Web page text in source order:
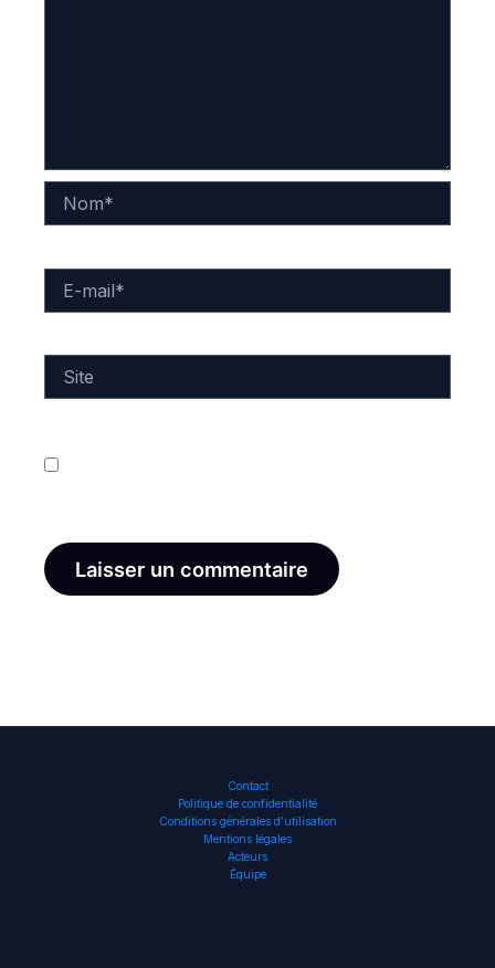
mail*
Contact
Politique de confidentialité
Conditions générales d’utilisation
Mentions légales
Acteurs
Équipe